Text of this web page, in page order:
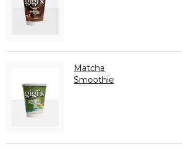
Matcha
Smoothie